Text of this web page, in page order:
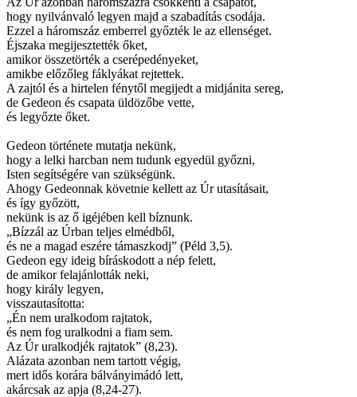
hogy nyilvánvaló legyen majd a szabadítás csodája.
Ezzel a háromszáz emberrel győzték le az ellenséget.
Éjszaka megijesztették őket,
amikor összetörték a cserépedényeket,
amikbe előzőleg fáklyákat rejtettek.
A zajtól és a hirtelen fénytől megijedt a midjánita sereg,
de Gedeon és csapata üldözőbe vette,
és legyőzte őket.
Gedeon története mutatja nekünk,
hogy a lelki harcban nem tudunk egyedül győzni,
Isten segítségére van szükségünk.
Ahogy Gedeonnak követnie kellett az Úr utasításait,
és így győzött,
nekünk is az ő igéjében kell bíznunk.
„Bízzál az Úrban teljes elmédből,
és ne a magad eszére támaszkodj” (Péld 3,5).
Gedeon egy ideig bíráskodott a nép felett,
de amikor felajánlották neki,
hogy király legyen,
visszautasította:
„Én nem uralkodom rajtatok,
és nem fog uralkodni a fiam sem.
Az Úr uralkodjék rajtatok” (8,23).
Alázata azonban nem tartott végig,
mert idős korára bálványimádó lett,
akárcsak az apja (8,24-27).